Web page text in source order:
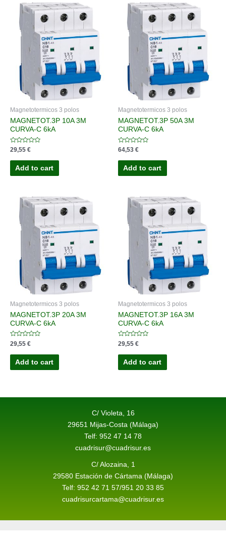
Magnetotermicos 3 polos
MAGNETOT.3P 10A 3M
CURVA-C 6kA
Rated
out
29,55 €
Add to cart
Magnetotermicos 3 polos
MAGNETOT.3P 50A 3M
CURVA-C 6kA
Rated
out
64,53 €
Add to cart
Magnetotermicos 3 polos
MAGNETOT.3P 20A 3M
CURVA-C 6kA
Rated
0
out
29,55 €
Add to cart
Magnetotermicos 3 polos
MAGNETOT.3P 16A 3M
CURVA-C 6kA
Rated
0
out
29,55 €
Add to cart
C/ Violeta, 16
29651 Mijas-Costa (Málaga)
Telf: 952 47 14 78
cuadrisur@cuadrisur.es
C/ Alozaina, 1
29580 Estación de Cártama (Málaga)
Telf: 952 42 71 57/951 20 33 85
cuadrisurcartama@cuadrisur.es